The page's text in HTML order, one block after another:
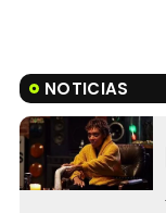
NOTICIAS